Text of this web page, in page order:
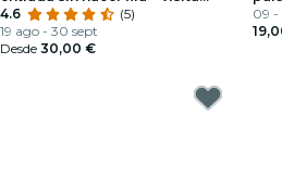
guiada
4.6
(5)
19 ago - 30 sept
Desde 30,00 €
09 -